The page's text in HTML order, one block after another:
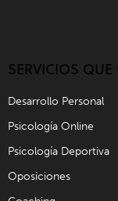
SERVICIOS QUE
Desarrollo Personal
Psicología Online
Psicología Deportiva
Oposiciones